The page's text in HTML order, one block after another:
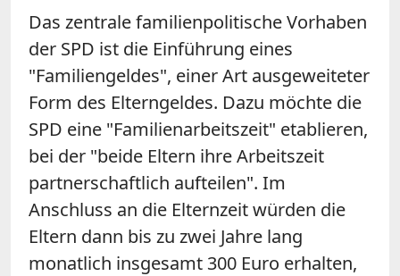
Das zentrale familienpolitische Vorhaben
der SPD ist die Einführung eines
"Familiengeldes", einer Art ausgeweiteter
Form des Elterngeldes. Dazu möchte die
SPD eine "Familienarbeitszeit" etablieren,
bei der "beide Eltern ihre Arbeitszeit
partnerschaftlich aufteilen". Im
Anschluss an die Elternzeit würden die
Eltern dann bis zu zwei Jahre lang
monatlich insgesamt 300 Euro erhalten,